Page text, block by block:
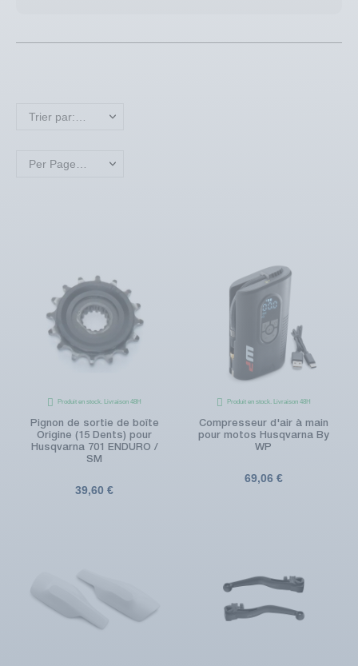
Produit en stock. Livraison 48H
Pignon de sortie de boîte
Origine (15 Dents) pour
Husqvarna 701 ENDURO /
SM
39,60 €
Produit en stock. Livraison 48H
Compresseur d'air à main
pour motos Husqvarna By
WP
69,06 €